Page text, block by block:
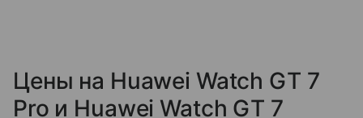
Цены на Huawei Watch GT 7
Pro и Huawei Watch GT 7